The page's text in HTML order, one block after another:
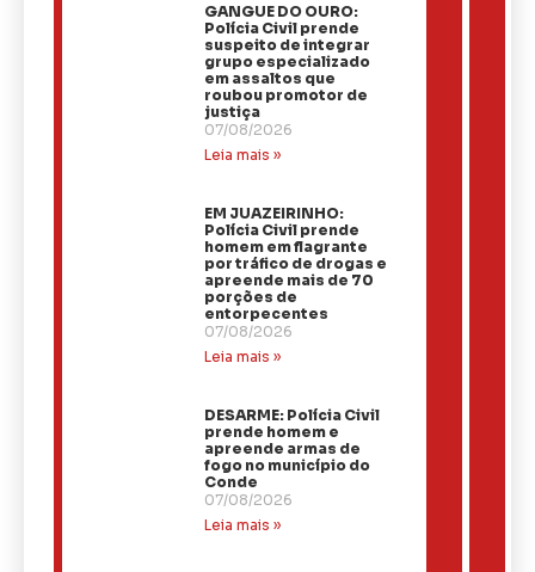
GANGUE DO OURO:
Polícia Civil prende
suspeito de integrar
grupo especializado
em assaltos que
roubou promotor de
justiça
07/08/2026
Leia mais »
EM JUAZEIRINHO:
Polícia Civil prende
homem em flagrante
por tráfico de drogas e
apreende mais de 70
porções de
entorpecentes
07/08/2026
Leia mais »
DESARME: Polícia Civil
prende homem e
apreende armas de
fogo no município do
Conde
07/08/2026
Leia mais »